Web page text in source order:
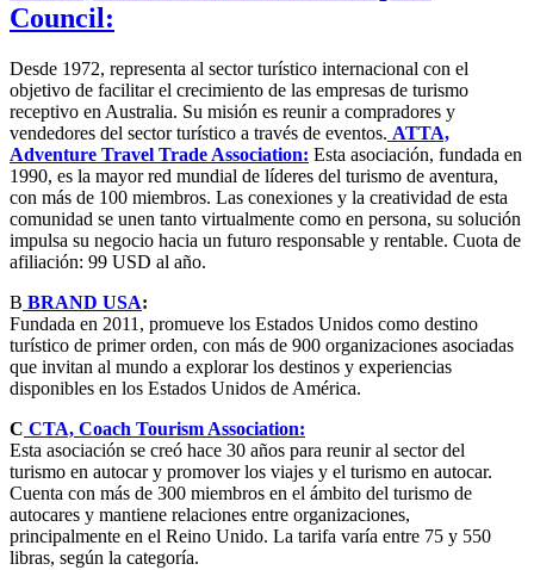
Council:
Desde 1972, representa al sector turístico internacional con el
objetivo de facilitar el crecimiento de las empresas de turismo
receptivo en Australia. Su misión es reunir a compradores y
vendedores del sector turístico a través de eventos. ATTA,
Adventure Travel Trade Association: Esta asociación, fundada en
1990, es la mayor red mundial de líderes del turismo de aventura,
con más de 100 miembros. Las conexiones y la creatividad de esta
comunidad se unen tanto virtualmente como en persona, su solución
impulsa su negocio hacia un futuro responsable y rentable. Cuota de
afiliación: 99 USD al año.
B BRAND USA:
Fundada en 2011, promueve los Estados Unidos como destino
turístico de primer orden, con más de 900 organizaciones asociadas
que invitan al mundo a explorar los destinos y experiencias
disponibles en los Estados Unidos de América.
C CTA, Coach Tourism Association:
Esta asociación se creó hace 30 años para reunir al sector del
turismo en autocar y promover los viajes y el turismo en autocar.
Cuenta con más de 300 miembros en el ámbito del turismo de
autocares y mantiene relaciones entre organizaciones,
principalmente en el Reino Unido. La tarifa varía entre 75 y 550
libras, según la categoría.